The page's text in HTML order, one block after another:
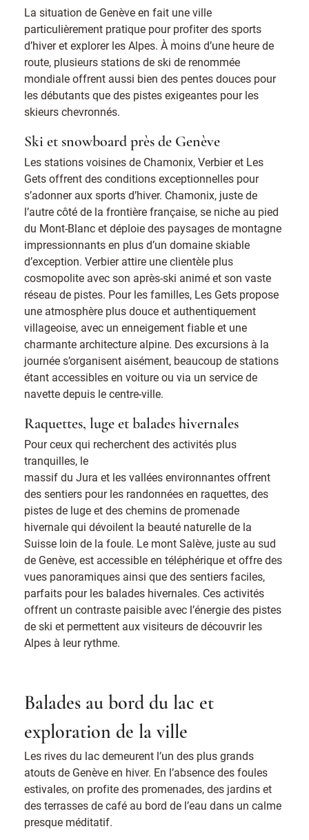
La situation de Genève en fait une ville
particulièrement pratique pour profiter des sports
d’hiver et explorer les Alpes. À moins d’une heure de
route, plusieurs stations de ski de renommée
mondiale offrent aussi bien des pentes douces pour
les débutants que des pistes exigeantes pour les
skieurs chevronnés.
Ski et snowboard près de Genève
Les stations voisines de Chamonix, Verbier et Les
Gets offrent des conditions exceptionnelles pour
s’adonner aux sports d’hiver. Chamonix, juste de
l’autre côté de la frontière française, se niche au pied
du Mont-Blanc et déploie des paysages de montagne
impressionnants en plus d’un domaine skiable
d’exception. Verbier attire une clientèle plus
cosmopolite avec son après-ski animé et son vaste
réseau de pistes. Pour les familles, Les Gets propose
une atmosphère plus douce et authentiquement
villageoise, avec un enneigement fiable et une
charmante architecture alpine. Des excursions à la
journée s’organisent aisément, beaucoup de stations
étant accessibles en voiture ou via un service de
navette depuis le centre-ville.
Raquettes, luge et balades hivernales
Pour ceux qui recherchent des activités plus
tranquilles, le
massif du Jura et les vallées environnantes offrent
des sentiers pour les randonnées en raquettes, des
pistes de luge et des chemins de promenade
hivernale qui dévoilent la beauté naturelle de la
Suisse loin de la foule. Le mont Salève, juste au sud
de Genève, est accessible en téléphérique et offre des
vues panoramiques ainsi que des sentiers faciles,
parfaits pour les balades hivernales. Ces activités
offrent un contraste paisible avec l’énergie des pistes
de ski et permettent aux visiteurs de découvrir les
Alpes à leur rythme.
Balades au bord du lac et
exploration de la ville
Les rives du lac demeurent l’un des plus grands
atouts de Genève en hiver. En l’absence des foules
estivales, on profite des promenades, des jardins et
des terrasses de café au bord de l’eau dans un calme
presque méditatif.